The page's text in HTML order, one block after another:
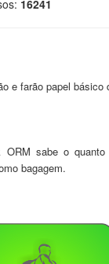
16241
e farão papel
ORM sabe o q
bagagem.